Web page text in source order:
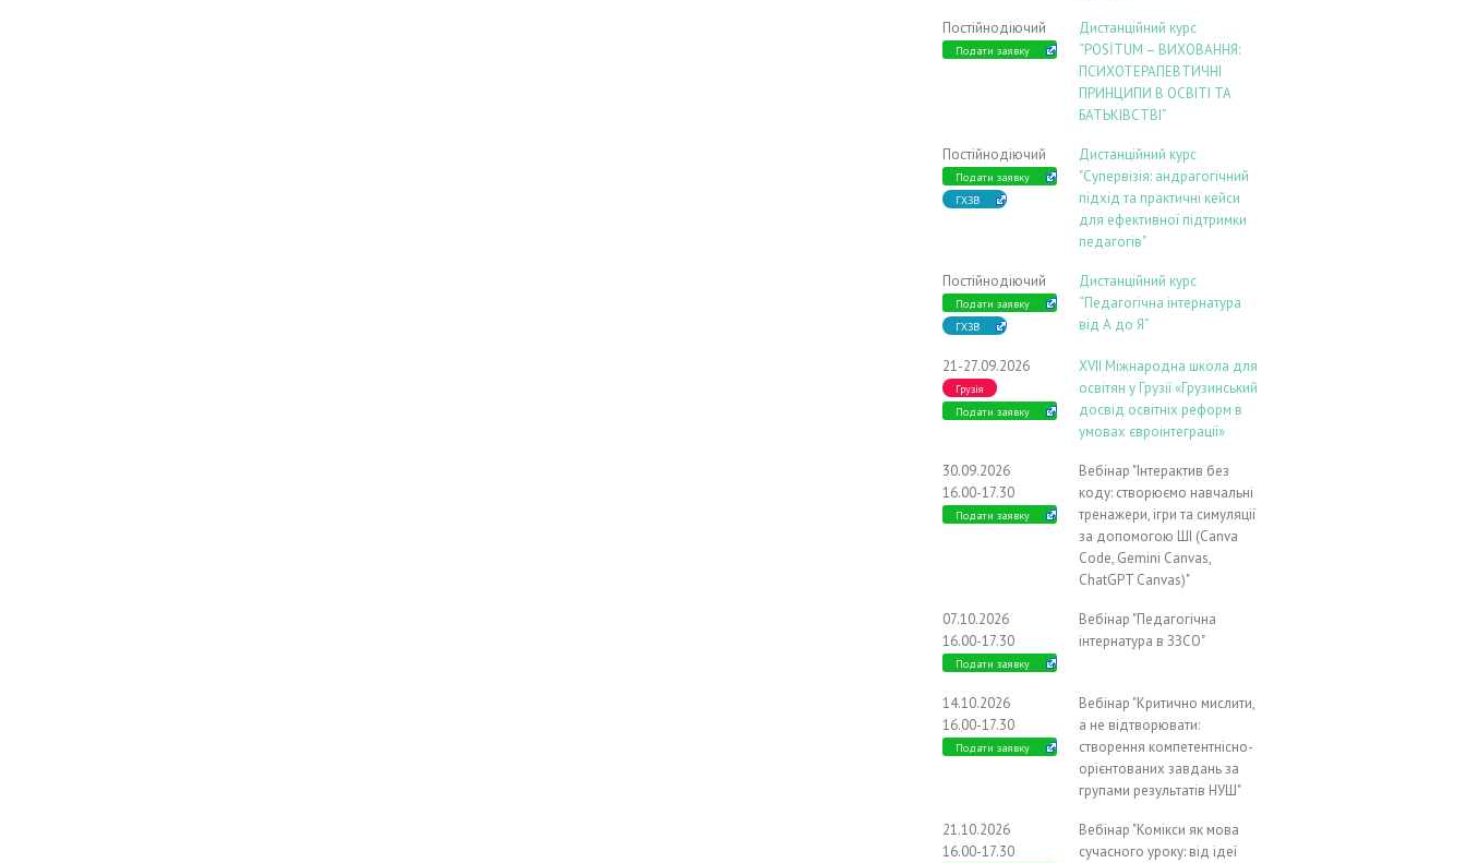
Постійнодіючий
Подати заявку
Дистанційний курс
“POSİTUM – ВИХОВАННЯ:
ПСИХОТЕРАПЕВТИЧНІ
ПРИНЦИПИ В ОСВІТІ ТА
БАТЬКІВСТВІ”
Постійнодіючий
Подати заявку
ГХЗВ
Дистанційний курс
"Супервізія: андрагогічний
підхід та практичні кейси
для ефективної підтримки
педагогів"
Постійнодіючий
Подати заявку
ГХЗВ
Дистанційний курс
“Педагогічна інтернатура
від А до Я”
21-27.09.2026
Грузія
Подати заявку
ХVIІ Міжнародна школа для
освітян у Грузії «Грузинський
досвід освітніх реформ в
умовах євроінтеграції»
30.09.2026
16.00-17.30
Подати заявку
Вебінар "Інтерактив без
коду: створюємо навчальні
тренажери, ігри та симуляції
за допомогою ШІ (Canva
Code, Gemini Canvas,
ChatGPT Canvas)"
07.10.2026
16.00-17.30
Подати заявку
Вебінар "Педагогічна
інтернатура в ЗЗСО"
14.10.2026
16.00-17.30
Подати заявку
Вебінар "Критично мислити,
а не відтворювати:
створення компетентнісно-
орієнтованих завдань за
групами результатів НУШ"
21.10.2026
16.00-17.30
Вебінар "Комікси як мова
сучасного уроку: від ідеї